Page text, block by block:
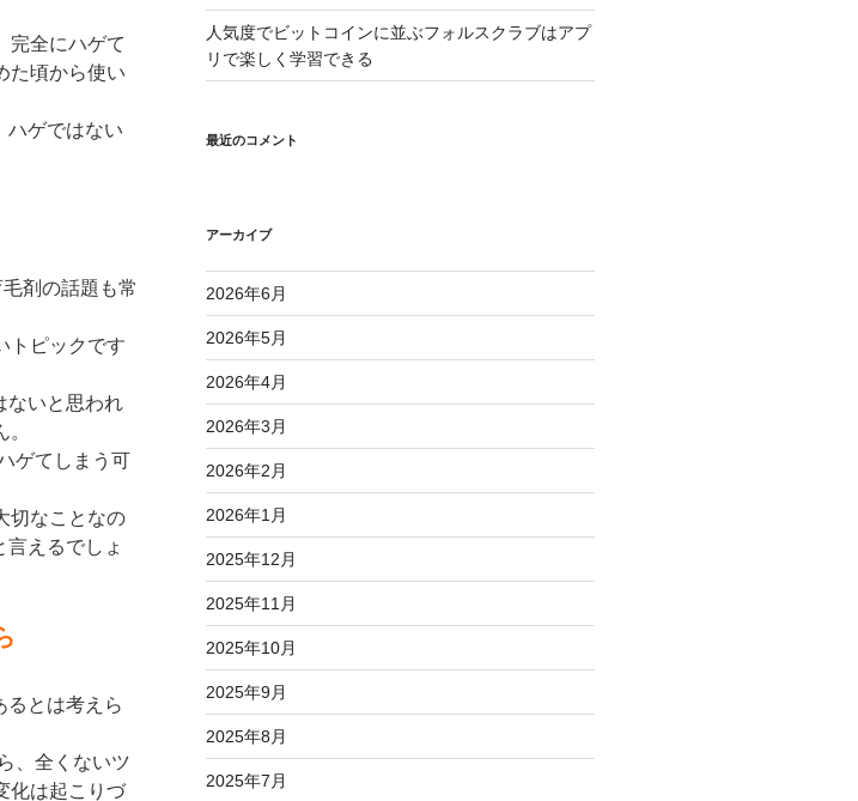
完全にハゲて
た頃から使い
ハゲではない
剤の話題も常
トピックです
ないと思われ
ゲてしまう可
切なことなの
えるでしょ
るとは考えら
、全くないツ
化は起こりづ
人気度でビットコインに並ぶフォルスクラブはアプ
リで楽しく学習できる
最近のコメント
アーカイブ
2026年6月
2026年5月
2026年4月
2026年3月
2026年2月
2026年1月
2025年12月
2025年11月
2025年10月
2025年9月
2025年8月
2025年7月